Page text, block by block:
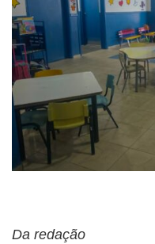
Da redação